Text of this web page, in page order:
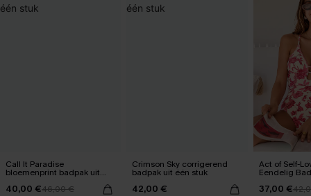
Call It Paradise
bloemenprint badpak uit
40,00 €46,00 €
Crimson Sky corrigerend
badpak uit één stuk
42,00 €
Act of Self-
Eendelig
37,00 €